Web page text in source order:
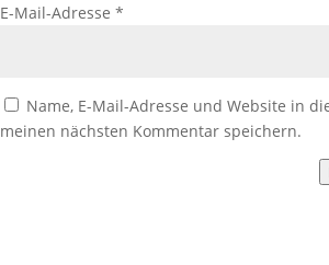
E-Mail-Adresse *
Name, E-Mail-Adresse und Website in
meinen nächsten Kommentar speichern.